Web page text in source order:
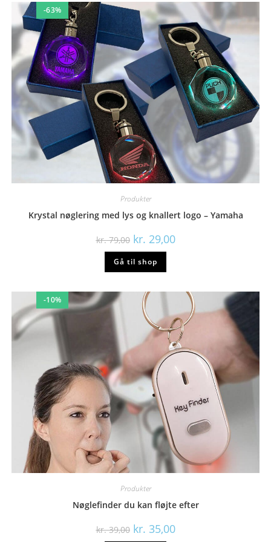
-63%
Produkter
Krystal nøglering med lys og knallert logo – Yamaha
kr.79,00 Den
oprindelige
pris
var:
kr. 79,00.
kr. 29,00Den
aktuelle
Gå til shop
-10%
Produkter
Nøglefinder du kan fløjte efter
kr.39,00 Den
oprindelige
kr. 35,00Den
aktuelle